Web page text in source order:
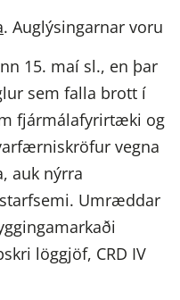
. Auglýsingarnar voru
15. maí sl., en þar
sem falla brott í
fjármálafyrirtæki og
vegna
auk nýrra
Umræddar
löggjöf, CRD IV